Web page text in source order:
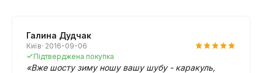
Галина Дудчак
Київ· 2016-09-06
Підтверджена покупка
«Вже шосту зиму ношу вашу шубу - каракуль,